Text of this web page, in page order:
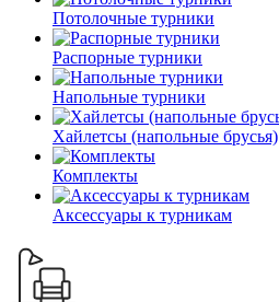
Потолочные турники
Распорные турники
Напольные турники
Хайлетсы (напольные брусья)
Комплекты
Аксессуары к турникам